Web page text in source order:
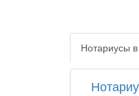
Нотариусы